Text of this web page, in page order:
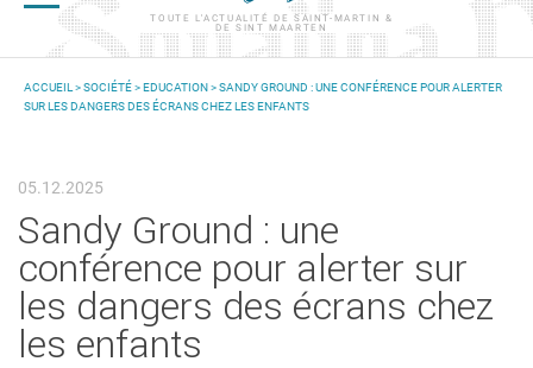
TOUTE L'ACTUALITÉ DE SAINT-MARTIN &
DE SINT MAARTEN
VOUS ÊTES ICI
ACCUEIL >SOCIÉTÉ>EDUCATION> SANDY GROUND : UNE CONFÉRENCE POUR ALERTER
SUR LES DANGERS DES ÉCRANS CHEZ LES ENFANTS
05.12.2025
Sandy Ground : une
conférence pour alerter sur
les dangers des écrans chez
les enfants